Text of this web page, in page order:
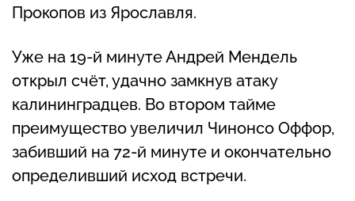
Прокопов из Ярославля.
Уже на 19-й минуте Андрей Мендель
открыл счёт, удачно замкнув атаку
калининградцев. Во втором тайме
преимущество увеличил Чинонсо Оффор,
забивший на 72-й минуте и окончательно
определивший исход встречи.